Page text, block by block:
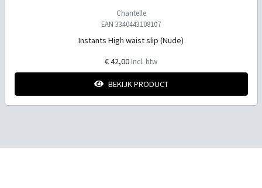
Chantelle
EAN 3340443108107
Instants High waist slip (Nude)
€ 42,00 Incl. btw
BEKIJK PRODUCT